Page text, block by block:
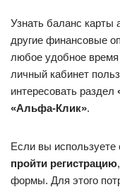
Узнать баланс
другие финансовые
любое удобное
личный кабинет
интересовать раздел
«Альфа-Клик».
Если вы используете
пройти регистрацию
формы. Для этого